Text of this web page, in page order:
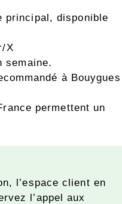
principal, disponible
X
semaine.
à Bouygues
permettent un
l’espace client en
l’appel aux